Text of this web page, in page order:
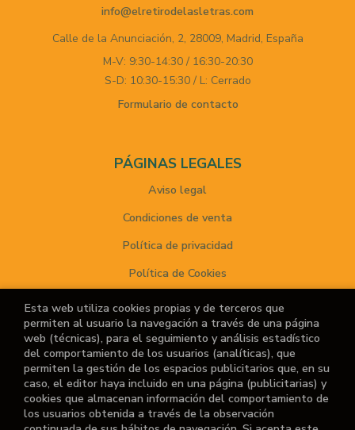
info@elretirodelasletras.com
Calle de la Anunciación, 2, 28009, Madrid, España
M-V: 9:30-14:30 / 16:30-20:30
S-D: 10:30-15:30 / L: Cerrado
Formulario de contacto
PÁGINAS LEGALES
Aviso legal
Condiciones de venta
Política de privacidad
Política de Cookies
ATENCIÓN AL CLIENTE
Quiénes somos
Noticias
¿No encuentras el libro que buscas?
Esta web utiliza cookies propias y de terceros que
permiten al usuario la navegación a través de una página
web (técnicas), para el seguimiento y análisis estadístico
del comportamiento de los usuarios (analíticas), que
permiten la gestión de los espacios publicitarios que, en su
caso, el editor haya incluido en una página (publicitarias) y
cookies que almacenan información del comportamiento de
los usuarios obtenida a través de la observación